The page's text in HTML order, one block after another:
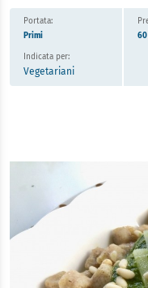
Portata:
Primi
Indicata per:
Vegetariani